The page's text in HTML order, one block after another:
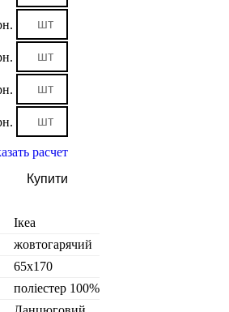
расчет
Купити
Ікеа
жовтогарячий
65х170
поліестер 100%